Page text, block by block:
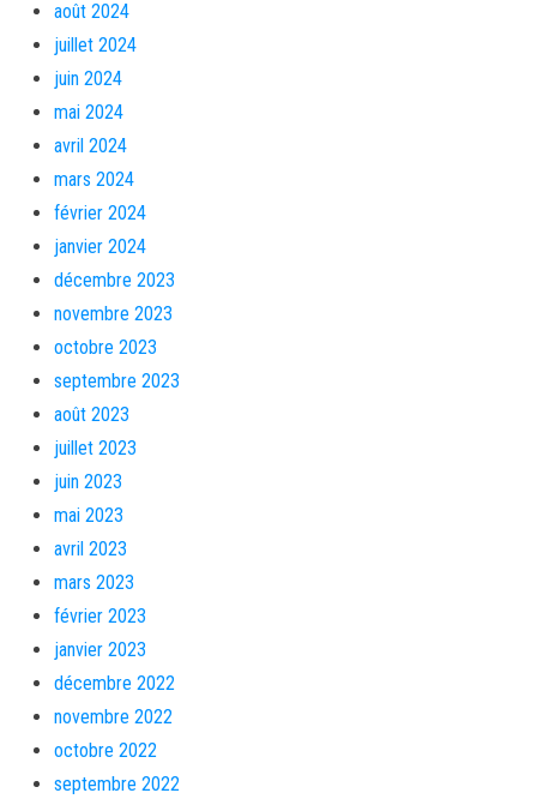
août 2024
juillet 2024
juin 2024
mai 2024
avril 2024
mars 2024
février 2024
janvier 2024
décembre 2023
novembre 2023
octobre 2023
septembre 2023
août 2023
juillet 2023
juin 2023
mai 2023
avril 2023
mars 2023
février 2023
janvier 2023
décembre 2022
novembre 2022
octobre 2022
septembre 2022